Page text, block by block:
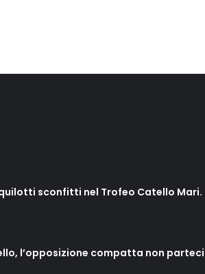
sconfitti nel Trofeo Catello Mari.
l’opposizione compatta non